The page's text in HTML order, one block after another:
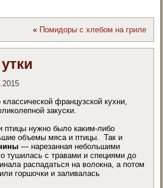
« Помидоры с хлебом на гриле
французской кухни,
закуски.
птицы нужно было каким-либо
объемы мяса и птицы. Так и
— нарезанная небольшими
тушилась с травами и специями до
распадаться на волокна, а потом
горшочки и заливалась